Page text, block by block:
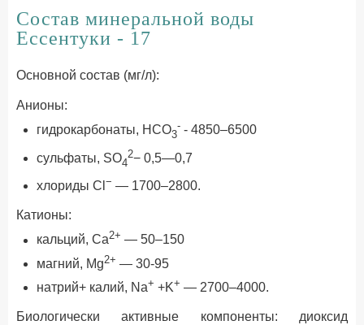
Состав минеральной воды
Ессентуки - 17
Основной состав (мг/л):
Анионы:
гидрокарбонаты, HCO3
- - 4850–6500
сульфаты, SO4
2− 0,5—0,7
хлориды Cl − — 1700–2800.
Катионы:
кальций, Ca2+ — 50–150
магний, Mg2+ — 30-95
натрий+ калий, Na+ +K+ — 2700–4000.
Биологически активные компоненты: диоксид